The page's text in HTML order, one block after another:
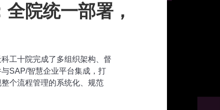
院统一部署，
工十院完成了多组织架构、督
SAP/智慧企业平台集成，打
个流程管理的系统化、规范